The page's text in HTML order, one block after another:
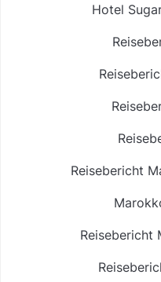
Hotel
Reisebericht
Reisebericht